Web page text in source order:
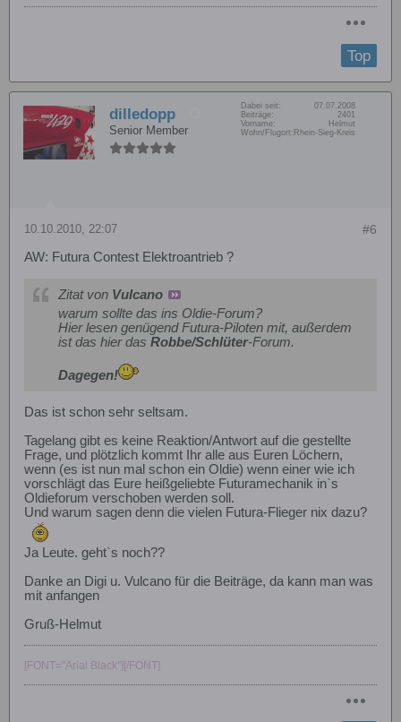
Top
dilledopp
Senior Member
Dabei seit:
07.07.2008
Beiträge:
2401
Vorname:
Helmut
Wohn/Flugort: Rhein-Sieg-Kreis
#6
10.10.2010, 22:07
AW: Futura Contest Elektroantrieb ?
Zitat von Vulcano
warum sollte das ins Oldie-Forum?
Hier lesen genügend Futura-Piloten mit, außerdem
ist das hier das Robbe/Schlüter-Forum.
Dagegen!
Das ist schon sehr seltsam.
Tagelang gibt es keine Reaktion/Antwort auf die gestellte
Frage, und plötzlich kommt Ihr alle aus Euren Löchern,
wenn (es ist nun mal schon ein Oldie) wenn einer wie ich
vorschlägt das Eure heißgeliebte Futuramechanik in`s
Oldieforum verschoben werden soll.
Und warum sagen denn die vielen Futura-Flieger nix dazu?
Ja Leute. geht`s noch??
Danke an Digi u. Vulcano für die Beiträge, da kann man was
mit anfangen
Gruß-Helmut
[FONT="Arial Black"][/FONT]